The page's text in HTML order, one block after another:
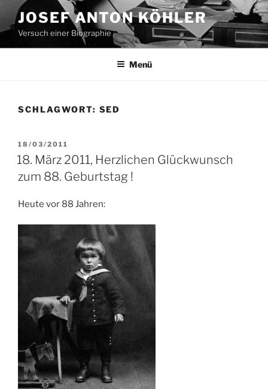
Inhalt
springen
JOSEF ANTON KÖHLER
Versuch einer Biographie
Menü
SCHLAGWORT: SED
VERÖFFENTLICHT
AM
18/03/2011
18. März 2011, Herzlichen Glückwunsch
zum 88. Geburtstag !
Heute vor 88 Jahren: